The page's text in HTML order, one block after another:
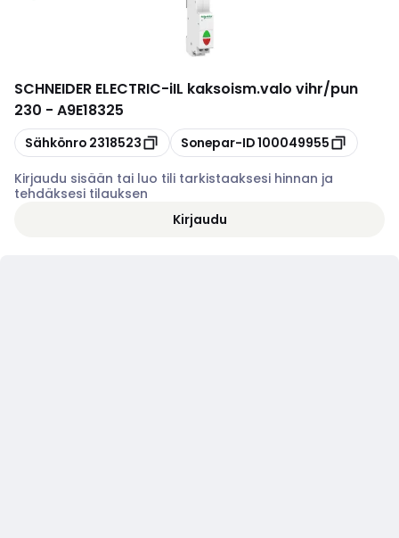
SCHNEIDER ELECTRIC-iIL kaksoism.valo vihr/pun
230 - A9E18325
Kopioi
Sähkönro 2318523 Kopioi
Sonepar-ID100049955
Kirjaudu sisään tai luo tili tarkistaaksesi hinnan ja
tehdäksesi tilauksen
Kirjaudu